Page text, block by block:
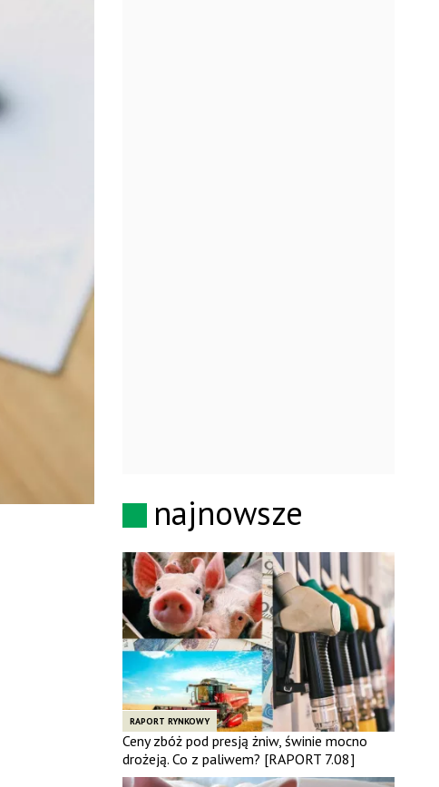
najnowsze
RAPORT RYNKOWY
Ceny zbóż pod presją żniw, świnie mocno
drożeją. Co z paliwem? [RAPORT 7.08]